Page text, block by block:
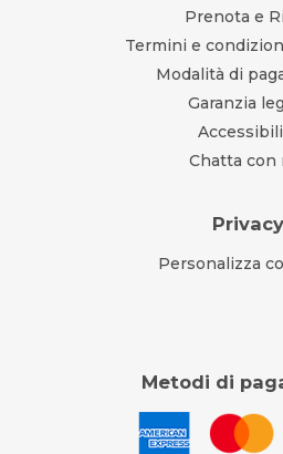
Prenota e
Termini e
Modalità di
Garanzia
Chatta con
Privacy
Personalizza
Metodi di